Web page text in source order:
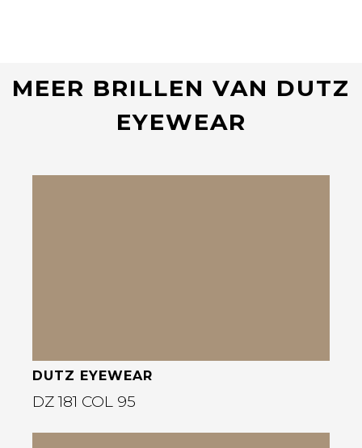
MEER BRILLEN VAN DUTZ
EYEWEAR
DUTZ EYEWEAR
DZ 181 COL 95